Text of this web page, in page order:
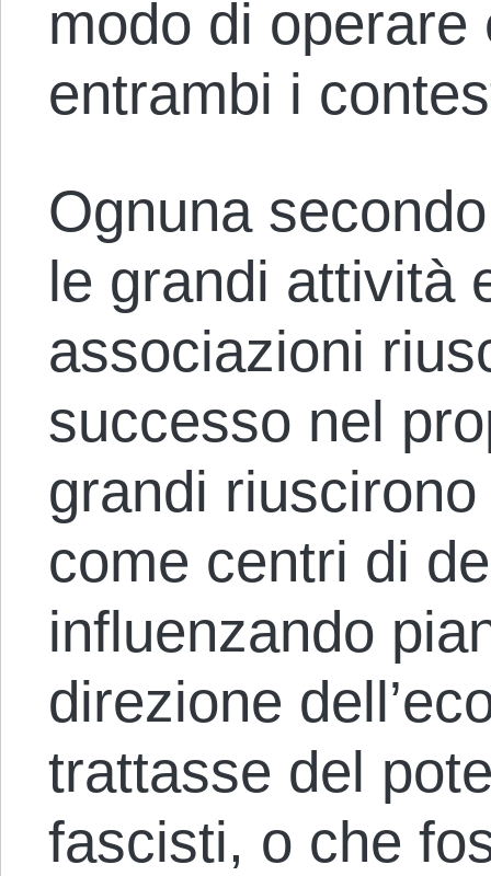
modo di
entrambi i
Ognuna
le grandi attività
associazioni
successo nel
grandi
come centri di
influenzando
direzione
trattasse del
fascisti, o che